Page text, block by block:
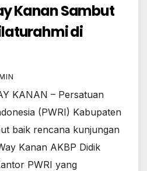
Kanan Sambut
di
KANAN – Persatuan
(PWRI) Kabupaten
baik rencana kunjungan
Kanan AKBP Didik
PWRI yang